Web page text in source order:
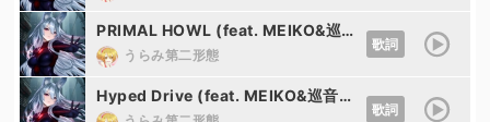
PRIMAL HOWL (feat. MEIKO&巡音ルカ)
うらみ第二形態
歌詞
Hyped Drive (feat. MEIKO&巡音ルカ)
歌詞